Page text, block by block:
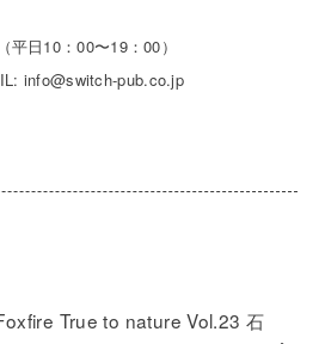
日10：00〜19：00）
info@switch-pub.co.jp
True to nature Vol.23 石